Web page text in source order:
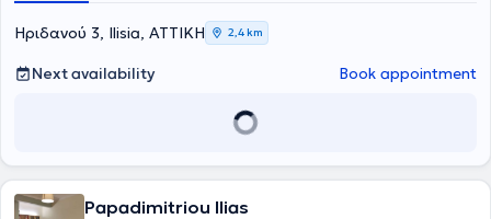
Ηριδανού 3, Ilisia, ΑΤΤΙΚΗ 2,4 km
Next availability Book appointment
Papadimitriou Ilias